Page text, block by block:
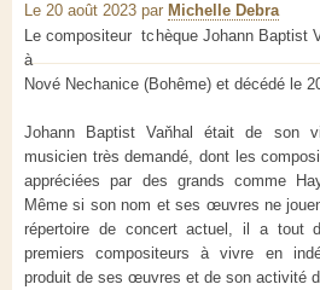
Le 20 août 2023 par Michelle Debra
Le compositeur tchèque Johann Baptist
à
Nové Nechanice (Bohême) et décédé le
Johann Baptist Vaňhal était de son
musicien très demandé, dont les
appréciées par des grands comme
Même si son nom et ses œuvres ne
répertoire de concert actuel, il a tout
premiers compositeurs à vivre en
produit de ses œuvres et de son activité